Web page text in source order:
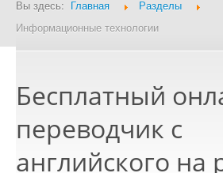
Главная страница
Разделы
Стихотворения
Вы здесь: Главная
Разделы
Информационные технологии
Бесплатный
переводчик с
английского на